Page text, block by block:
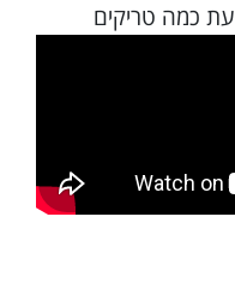
כמה טריקים